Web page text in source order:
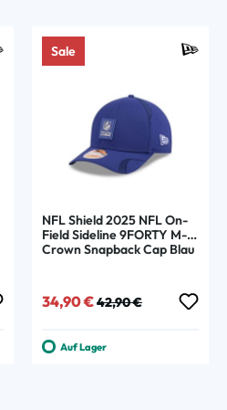
Sale
NFL Shield 2025 NFL On-
Field Sideline 9FORTY M-
Crown Snapback Cap Blau
Verkaufspreis:
34,90 € Regulärer Preis:
42,90 €
Auf Lager